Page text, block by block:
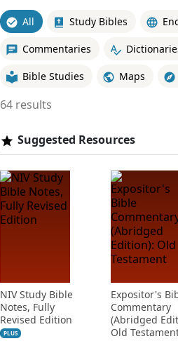
All Study Bibles
Commentaries
Bible Studies Maps
64 results
Suggested Resources
NIV Study Bible
Notes, Fully
Revised Edition
PLUS
Expositor's
Commentary
(Abridged
Old